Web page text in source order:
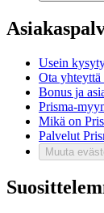
Usein
Ota yhteyttä
Bonus ja
Prisma-
Mikä on
Palvelut
Muuta